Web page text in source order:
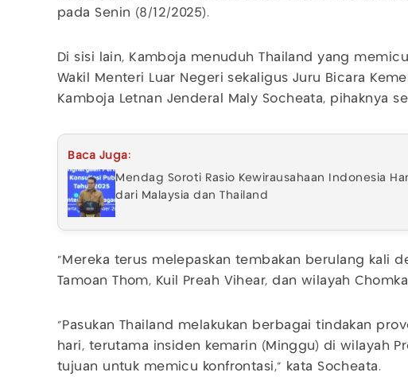
pada Senin (8/12/2025).
Di sisi lain, Kamboja menuduh Thailand yang
Wakil Menteri Luar Negeri sekaligus Juru Bicara
Kamboja Letnan Jenderal Maly Socheata, pihaknya
Baca Juga:
Mendag Soroti Rasio Kewirausahaan Indonesia
dari Malaysia dan Thailand
"Mereka terus melepaskan tembakan berulang kali
Tamoan Thom, Kuil Preah Vihear, dan wilayah
"Pasukan Thailand melakukan berbagai tindakan
hari, terutama insiden kemarin (Minggu) di wilayah
tujuan untuk memicu konfrontasi," kata Socheata.